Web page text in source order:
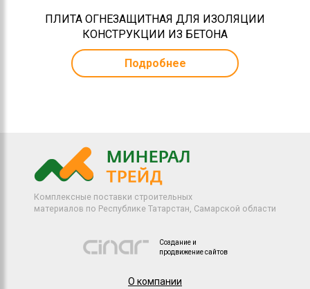
ПЛИТА ОГНЕЗАЩИТНАЯ ДЛЯ ИЗОЛЯЦИИ
КОНСТРУКЦИИ ИЗ БЕТОНА
Подробнее
Комплексные поставки строительных
материалов по Республике Татарстан, Самарской области
Создание и
продвижение сайтов
О компании